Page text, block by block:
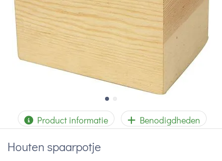
Product informatie Benodigdheden
Houten spaarpotje